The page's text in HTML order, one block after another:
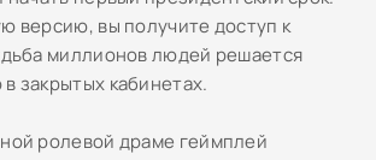
версию, вы получите доступ к
миллионов людей решается
закрытых кабинетах.
ролевой драме геймплей